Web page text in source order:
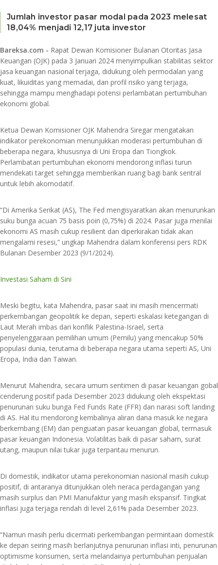
Jumlah investor pasar modal pada 2023 melesat
18,04% menjadi 12,17 juta investor
Bareksa.com - Rapat Dewan Komisioner Bulanan Otoritas Jasa
Keuangan (OJK) pada 3 Januari 2024 menyimpulkan stabilitas sektor
jasa keuangan nasional terjaga, didukung oleh permodalan yang
kuat, likuiditas yang memadai, dan profil risiko yang terjaga,
sehingga mampu menghadapi potensi perlambatan pertumbuhan
ekonomi global.
Ketua Dewan Komisioner OJK Mahendra Siregar mengatakan
indikator perekonomian menunjukkan moderasi pertumbuhan di
beberapa negara, khususnya di Uni Eropa dan Tiongkok.
Perlambatan pertumbuhan ekonomi mendorong inflasi turun
mendekati target sehingga memberikan ruang bagi bank sentral
untuk lebih akomodatif.
“Di Amerika Serikat (AS), The Fed mengisyaratkan akan menurunkan
suku bunga acuan 75 basis poin (0,75%) di 2024. Pasar juga menilai
ekonomi AS masih cukup resilient dan diperkirakan tidak akan
mengalami resesi,” ungkap Mahendra dalam konferensi pers RDK
Bulanan Desember 2023 (9/1/2024).
Investasi Saham di Sini
Meski begitu, kata Mahendra, pasar saat ini masih mencermati
perkembangan geopolitik ke depan, seperti eskalasi ketegangan di
Laut Merah imbas dari konflik Palestina-Israel, serta
penyelenggaraan pemilihan umum (Pemilu) yang mencakup 50%
populasi dunia, terutama di beberapa negara utama seperti AS, Uni
Eropa, India dan Taiwan.
Menurut Mahendra, secara umum sentimen di pasar keuangan gobal
cenderung positif pada Desember 2023 didukung oleh ekspektasi
penurunan suku bunga Fed Funds Rate (FFR) dan narasi soft landing
di AS. Hal itu mendorong kembalinya aliran dana masuk ke negara
berkembang (EM) dan penguatan pasar keuangan global, termasuk
pasar keuangan Indonesia. Volatilitas baik di pasar saham, surat
utang, maupun nilai tukar juga terpantau menurun.
Di domestik, indikator utama perekonomian nasional masih cukup
positif, di antaranya ditunjukkan oleh neraca perdagangan yang
masih surplus dan PMI Manufaktur yang masih ekspansif. Tingkat
inflasi juga terjaga rendah di level 2,61% pada Desember 2023.
“Namun masih perlu dicermati perkembangan permintaan domestik
ke depan seiring masih berlanjutnya penurunan inflasi inti, penurunan
optimisme konsumen, serta melandainya pertumbuhan penjualan